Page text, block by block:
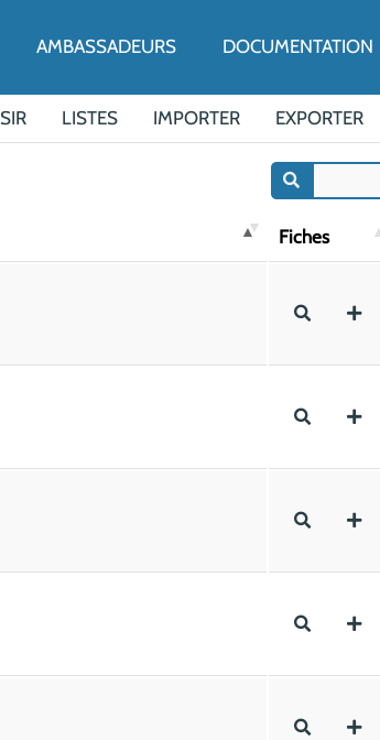
AMBASSADEURS DOCUMENTATION
LISTES IMPORTER EXPORTER
Fiches